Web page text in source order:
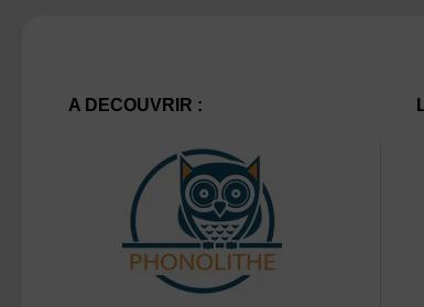
A DECOUVRIR :